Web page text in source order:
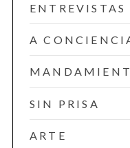
ENTREVISTAS
A
SIN PRISA
ARTE